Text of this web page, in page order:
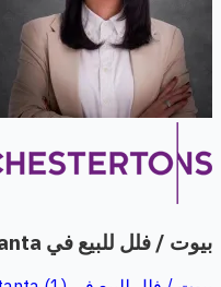
بيوت / فلل للبيع في Constanta